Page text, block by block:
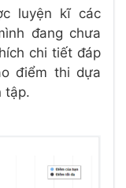
luyện kĩ các
đang chưa
chi tiết đáp
điểm thi dựa
tập.